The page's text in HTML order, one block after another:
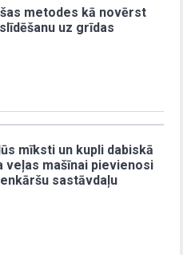
metodes kā novērst
uz grīdas
mīksti un kupli dabiskā
veļas mašīnai pievienosi
sastāvdaļu